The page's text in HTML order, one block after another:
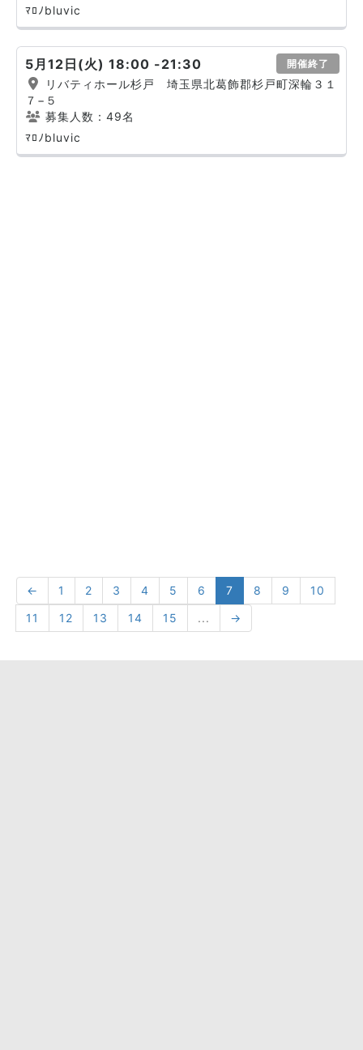
ﾏﾛﾉbluvic
5月12日(火) 18:00 -21:30 開催終了
リバティホール杉戸 埼玉県北葛飾郡杉戸町深輪３１
７−５
募集人数：49名
ﾏﾛﾉbluvic
← 1 2 3 4 5 6 7 8 9
10
11
12 13 14 15 ... →